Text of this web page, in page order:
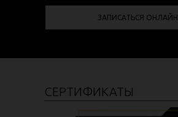
ЗАПИСАТЬСЯ ОНЛАЙН
СЕРТИФИКАТЫ